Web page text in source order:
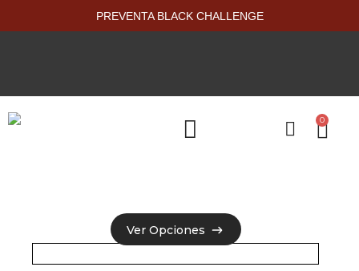
PREVENTA BLACK CHALLENGE
0
Ver Opciones
Ver Opciones